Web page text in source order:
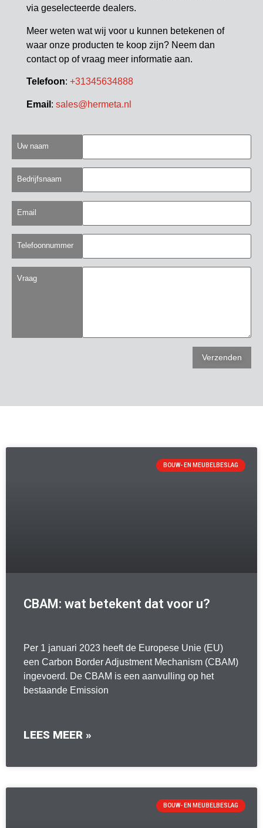
via geselecteerde dealers.
Meer weten wat wij voor u kunnen betekenen of
waar onze producten te koop zijn? Neem dan
contact op of vraag meer informatie aan.
Telefoon: +31345634888
Email : sales@hermeta.nl
Uw naam
Bedrijfsnaam
Email
Telefoonnummer
Vraag
BOUW- EN MEUBELBESLAG
CBAM: wat betekent dat voor u?
Per 1 januari 2023 heeft de Europese Unie (EU)
een Carbon Border Adjustment Mechanism (CBAM)
ingevoerd. De CBAM is een aanvulling op het
bestaande Emission
LEES MEER »
BOUW- EN MEUBELBESLAG